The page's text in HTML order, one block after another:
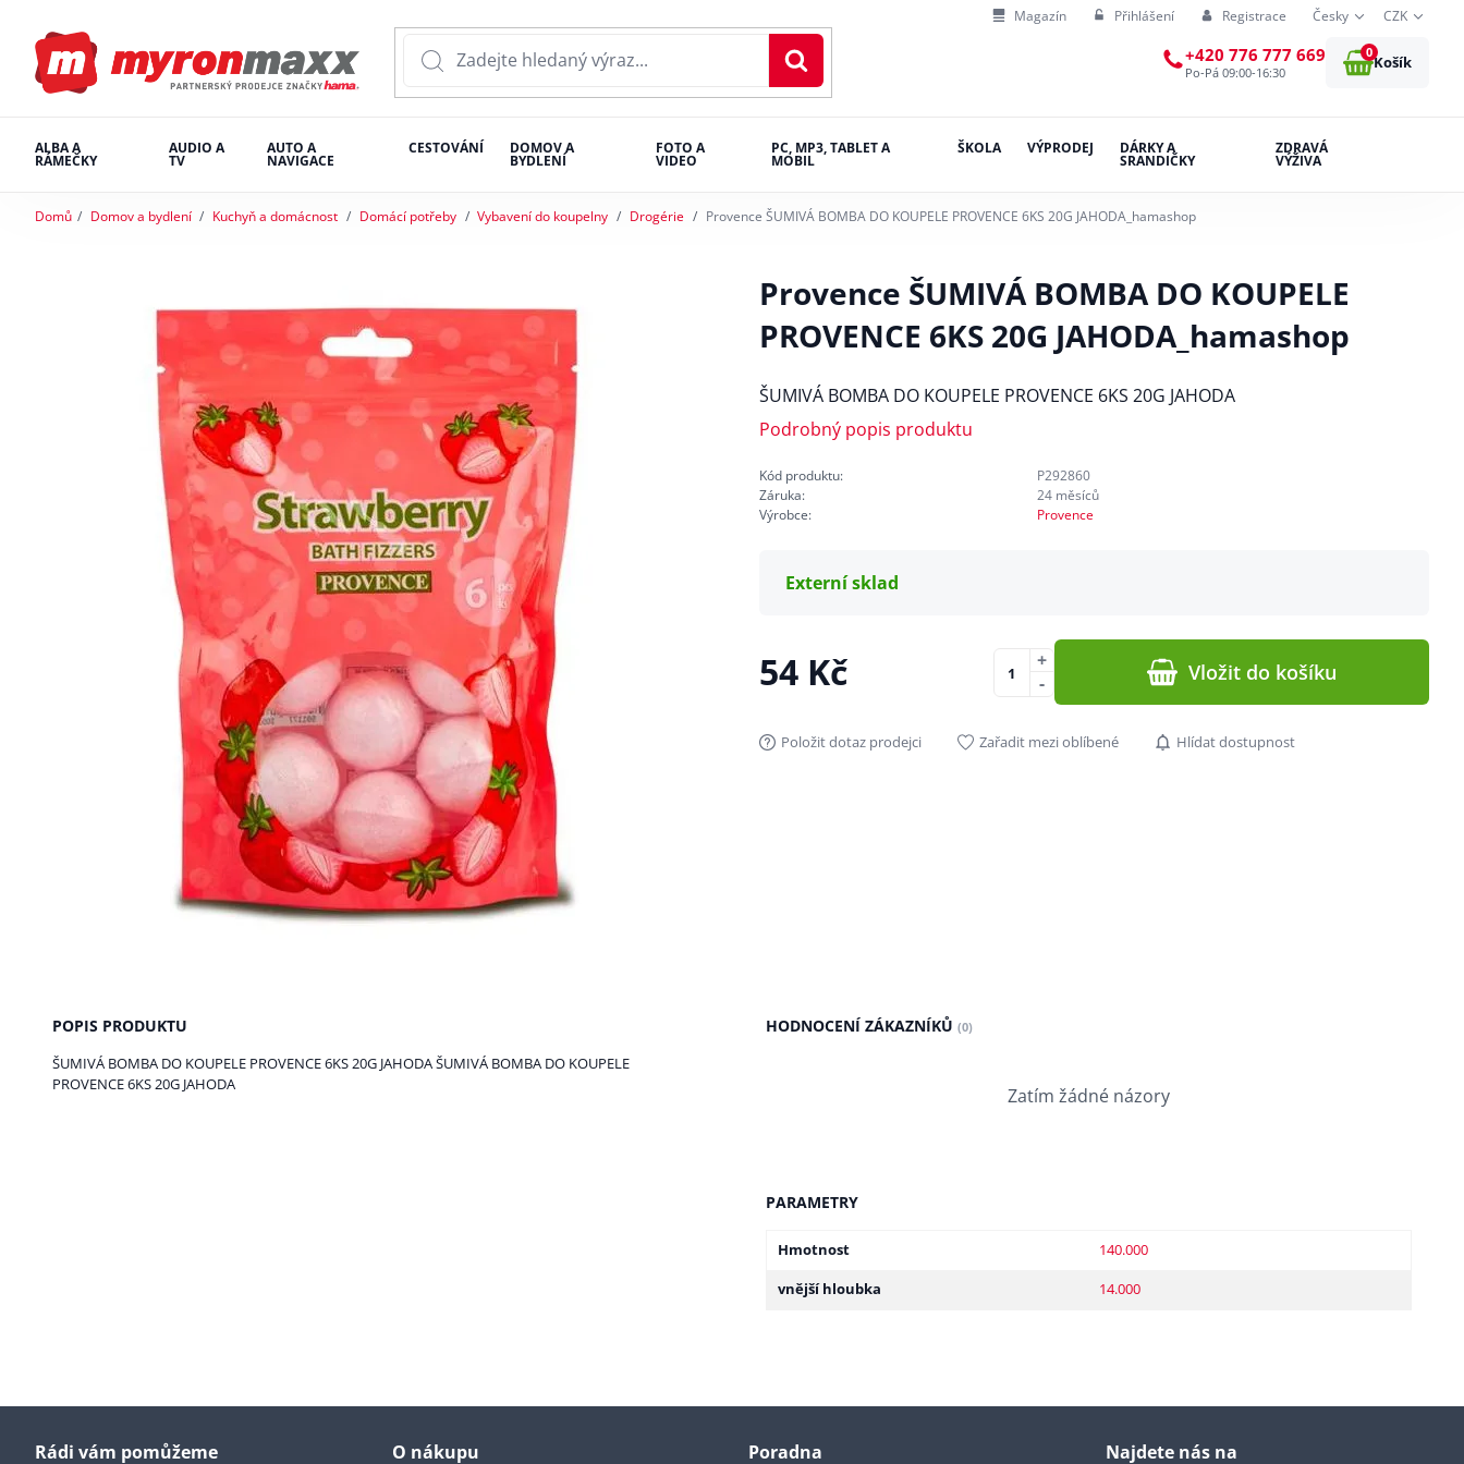
Magazín Přihlášení Registrace Česky CZK
+420 776 777 669
Po-Pá 09:00-16:30
0
Košík
ALBA A
RÁMEČKY
AUDIO A
TV
AUTO A
NAVIGACE
CESTOVÁNÍ DOMOV A
BYDLENÍ
FOTO A
VIDEO
PC, MP3, TABLET A
MOBIL
ŠKOLA VÝPRODEJ DÁRKY A
SRANDIČKY
ZDRAVÁ
VÝŽIVA
Domů Domov a bydlení Kuchyň a domácnost Domácí potřeby Vybavení do koupelny Drogérie Provence ŠUMIVÁ BOMBA DO KOUPELE PROVENCE 6KS 20G JAHODA_hamashop
Provence ŠUMIVÁ BOMBA DO KOUPELE
PROVENCE 6KS 20G JAHODA_hamashop
ŠUMIVÁ BOMBA DO KOUPELE PROVENCE 6KS 20G JAHODA
Podrobný popis produktu
Kód produktu:
P292860
Záruka:
24 měsíců
Výrobce:
Provence
Externí sklad
54 Kč -
+ Vložit do košíku
Položit dotaz prodejci Zařadit mezi oblíbené Hlídat dostupnost
POPIS PRODUKTU
ŠUMIVÁ BOMBA DO KOUPELE PROVENCE 6KS 20G JAHODA ŠUMIVÁ BOMBA DO KOUPELE
PROVENCE 6KS 20G JAHODA
HODNOCENÍ ZÁKAZNÍKŮ (0)
Zatím žádné názory
PARAMETRY
Hmotnost
140.000
vnější hloubka
14.000
Rádi vám pomůžeme O nákupu Poradna Najdete nás na